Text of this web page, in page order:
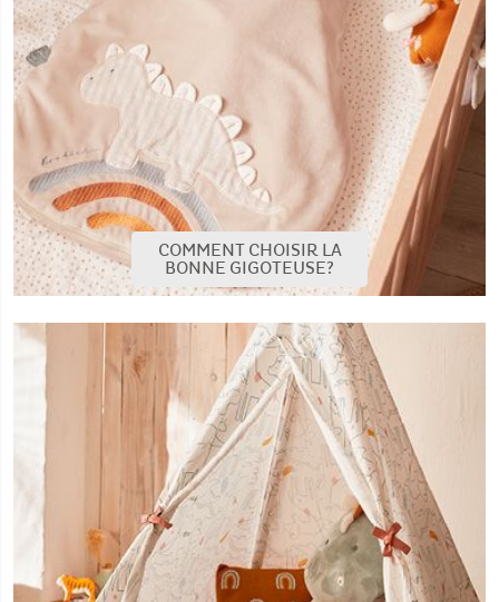
COMMENT CHOISIR LA
BONNE GIGOTEUSE?